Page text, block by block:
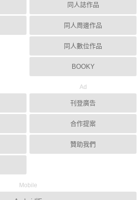
同人誌作品
同人周邊作品
同人數位作品
BOOKY
Ad
刊登廣告
合作提案
贊助我們
Mobile